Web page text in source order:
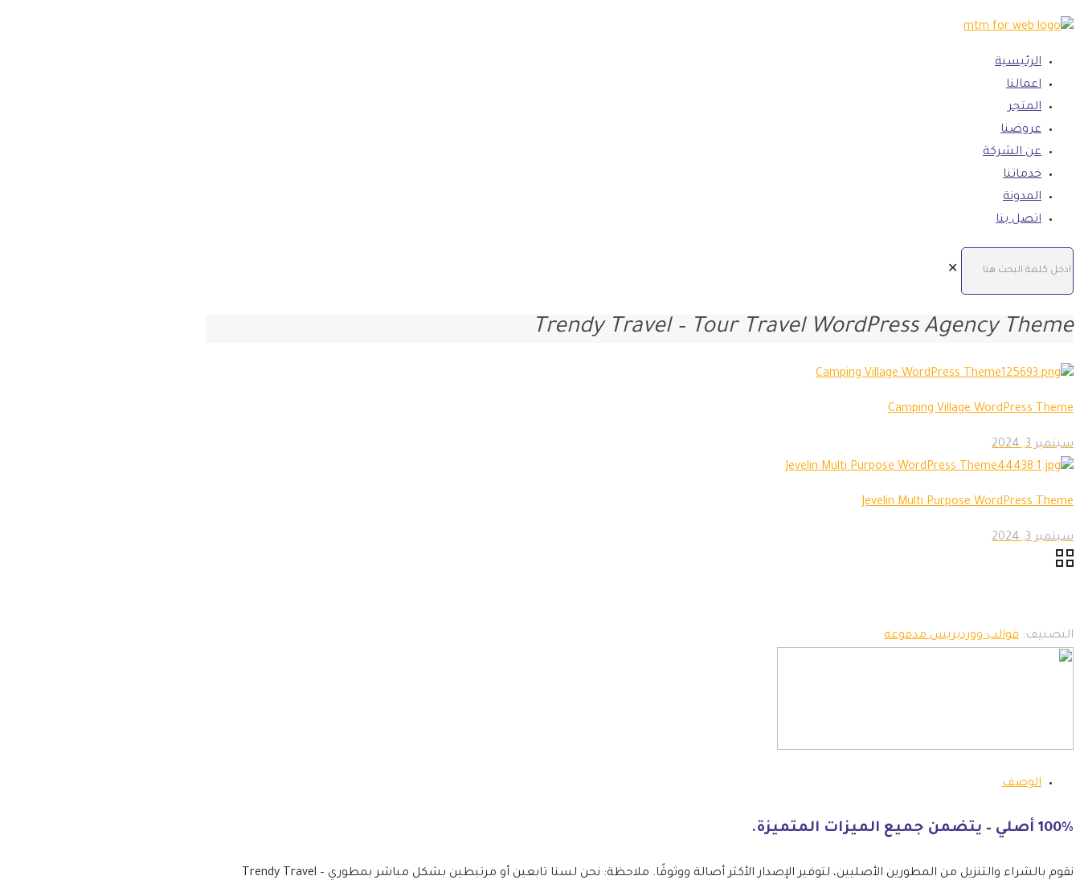
الرئيسية
اعمالنا
المتجر
عروضنا
عن الشركة
خدماتنا
المدونة
اتصل بنا
✕
Trendy Travel – Tour Travel WordPress Agency Theme
Camping Village WordPress Theme
سبتمبر 3, 2024
Jevelin Multi Purpose WordPress Theme
سبتمبر 3, 2024
التصنيف: قوالب ووردبريس مدفوعه
الوصف
100% أصلي – يتضمن جميع الميزات المتميزة.
نقوم بالشراء والتنزيل من المطورين الأصليين، لتوفير الإصدار الأكثر أصالة ووثوقًا. ملاحظة: نحن لسنا تابعين أو مرتبطين بشكل مباشر بمطوري Trendy Travel –